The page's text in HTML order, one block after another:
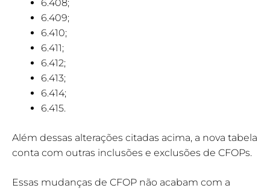
6.408;
6.409;
6.410;
6.411;
6.412;
6.413;
6.414;
6.415.
Além dessas alterações citadas acima, a nova tabela
conta com outras inclusões e exclusões de CFOPs.
Essas mudanças de CFOP não acabam com a